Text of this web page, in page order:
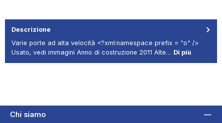
Descrizione
Varie porte ad alta velocità <?xml:namespace prefix = "o" />
Usato, vedi immagini Anno di costruzione 2011 Alte… Di più
Chi siamo